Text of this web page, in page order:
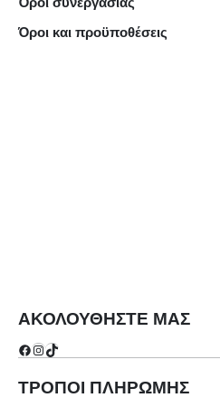
Όροι και προϋποθέσεις
ΑΚΟΛΟΥΘΗΣΤΕ ΜΑΣ
Facebook
Instagram
TikTok
ΤΡΟΠΟΙ ΠΛΗΡΩΜΗΣ